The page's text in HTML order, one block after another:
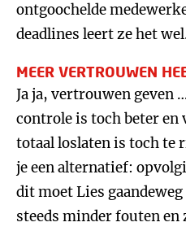
ontgoochelde
deadlines leert ze het
MEER VERTROUWEN
Ja ja, vertrouwen geven
controle is toch beter en
totaal loslaten is toch te
je een alternatief:
dit moet Lies
steeds minder fouten en